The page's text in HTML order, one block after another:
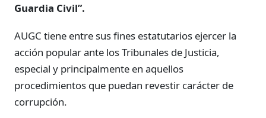
Guardia Civil”.
AUGC tiene entre sus fines estatutarios ejercer la
acción popular ante los Tribunales de Justicia,
especial y principalmente en aquellos
procedimientos que puedan revestir carácter de
corrupción.